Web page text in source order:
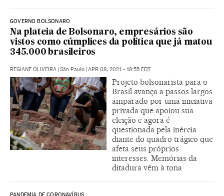
GOVERNO BOLSONARO
Na plateia de Bolsonaro, empresários são
vistos como cúmplices da política que já matou
345.000 brasileiros
REGIANE OLIVEIRA São Paulo APR 08, 2021 - 18:55 EDT
Projeto bolsonarista para o
Brasil avança a passos largos
amparado por uma iniciativa
privada que apoiou sua
eleição e agora é
questionada pela inércia
diante do quadro trágico que
afeta seus próprios
interesses. Memórias da
ditadura vêm à tona